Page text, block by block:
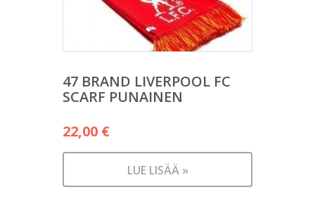
47 BRAND LIVERPOOL FC
SCARF PUNAINEN
22,00 €
LUE LISÄÄ »